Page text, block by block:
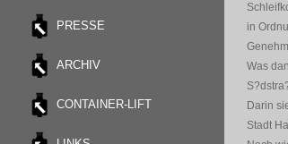
PRESSE
ARCHIV
CONTAINER-LIFT
in
Was
Darin
Stadt